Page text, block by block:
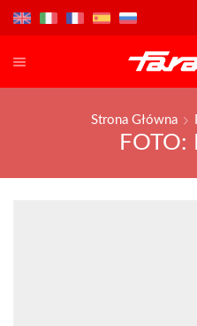
Strona Główna
FOTO: